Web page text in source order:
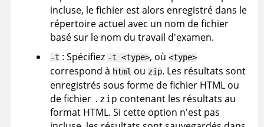
incluse, le fichier est alors enregistré dans le
répertoire actuel avec un nom de fichier
basé sur le nom du travail d'examen.
-t : Spécifiez -t <type>, où <type>
correspond à html ou zip. Les résultats sont
enregistrés sous forme de fichier HTML ou
de fichier .zip contenant les résultats au
format HTML. Si cette option n'est pas